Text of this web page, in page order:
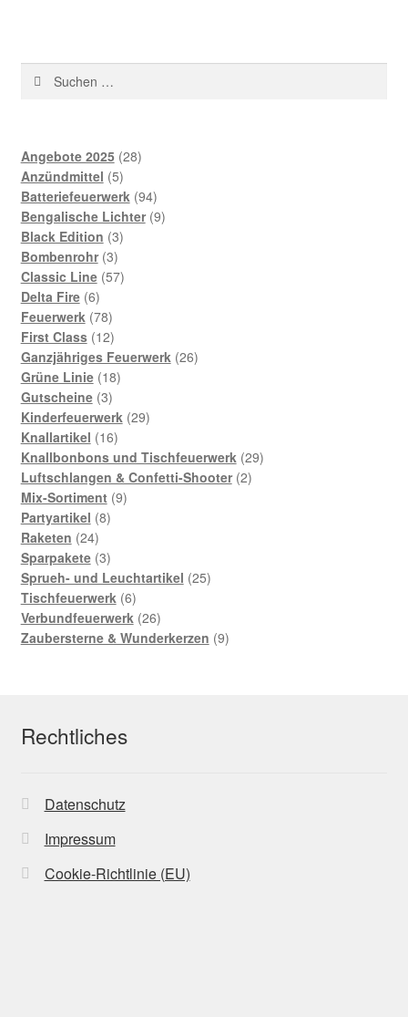
Suchen
Angebote 2025 2828
Anzündmittel 55
Produkte
Batteriefeuerwerk 9494
Produkte
Bengalische Lichter 99
Black Edition 33
Bombenrohr 33
Produkte
Classic Line 5757
Delta Fire 66
Produkte
Feuerwerk 7878
Produkte
First Class 1212
Produkte
Ganzjähriges Feuerwerk 2626
Grüne Linie 1818
Gutscheine 33
Produkte
Kinderfeuerwerk 2929
Knallartikel 1616
Produkte
Knallbonbons und Tischfeuerwerk 2929
Luftschlangen & Confetti-Shooter 22
Mix-Sortiment 99
Partyartikel 88
Raketen 2424
Produkte
Sparpakete 33
Produkte
Sprueh- und Leuchtartikel 2525
Tischfeuerwerk 66
Produkte
Verbundfeuerwerk 2626
Produkte
Zaubersterne & Wunderkerzen 99
Rechtliches
Datenschutz
Impressum
Cookie-Richtlinie (EU)